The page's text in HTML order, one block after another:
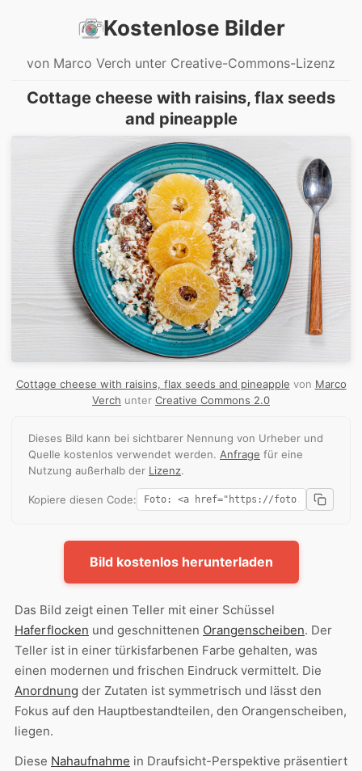
Kostenlose Bilder
von Marco Verch unter Creative-Commons-Lizenz
Cottage cheese with raisins, flax seeds
and pineapple
Cottage cheese with raisins, flax seeds and pineapple von Marco
Verch unter Creative Commons 2.0
Dieses Bild kann bei sichtbarer Nennung von Urheber und
Quelle kostenlos verwendet werden. Anfrage für eine
Nutzung außerhalb der Lizenz.
Kopiere diesen Code:
Bild kostenlos herunterladen
Das Bild zeigt einen Teller mit einer Schüssel
Haferflocken und geschnittenen Orangenscheiben. Der
Teller ist in einer türkisfarbenen Farbe gehalten, was
einen modernen und frischen Eindruck vermittelt. Die
Anordnung der Zutaten ist symmetrisch und lässt den
Fokus auf den Hauptbestandteilen, den Orangenscheiben,
liegen.
Diese Nahaufnahme in Draufsicht-Perspektive präsentiert